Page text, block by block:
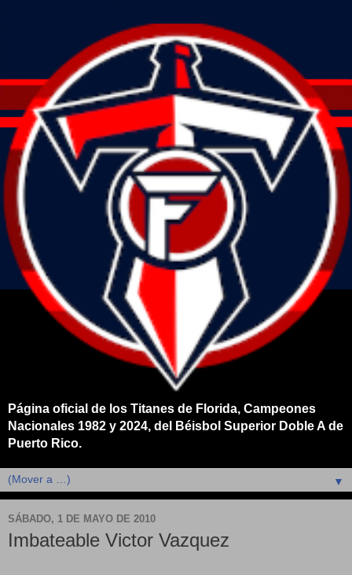
Página oficial de los Titanes de Florida, Campeones
Nacionales 1982 y 2024, del Béisbol Superior Doble A de
Puerto Rico.
▼
SÁBADO, 1 DE MAYO DE 2010
Imbateable Victor Vazquez